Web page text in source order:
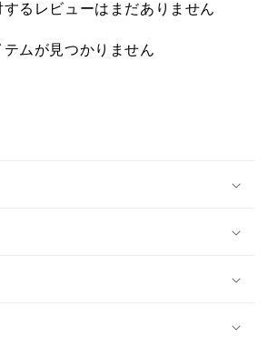
するレビューはまだありません
テムが見つかりません